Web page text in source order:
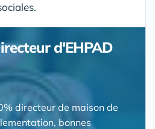
d'EHPAD
directeur de maison de
bonnes